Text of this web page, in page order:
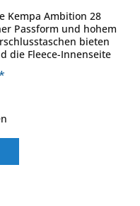
Kempa Ambition 28
Passform und hohem
bieten
die Fleece-Innenseite